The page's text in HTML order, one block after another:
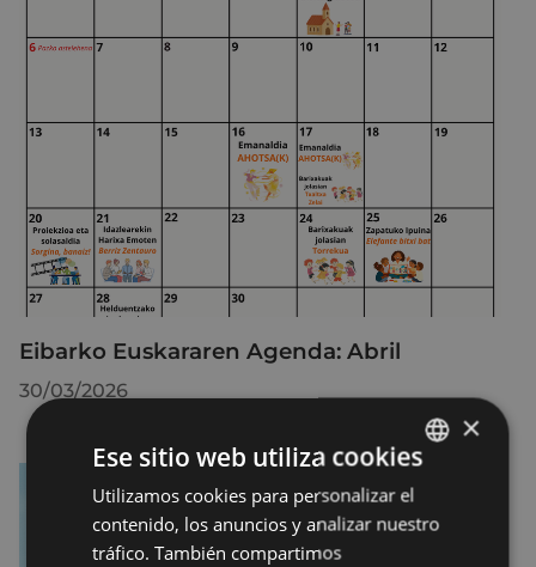
Eibarko Euskararen Agenda: Abril
30/03/2026
BASQUE
SPANISH
×
Ese sitio web utiliza cookies
Utilizamos cookies para personalizar el
contenido, los anuncios y analizar nuestro
tráfico. También compartimos